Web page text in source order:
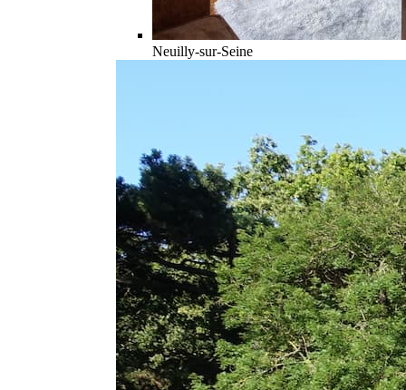
Neuilly-sur-Seine